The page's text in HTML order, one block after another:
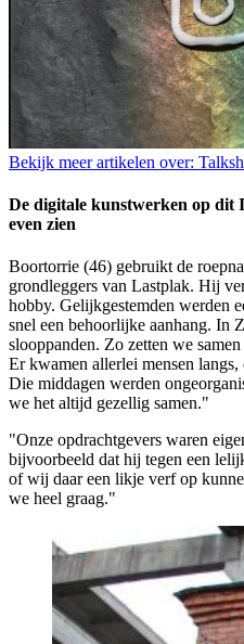
Bekijk meer artikelen over:
De digitale kunstwerken op dit
even zien
Boortorrie (46) gebruikt de
grondleggers van Lastplak. Hij
hobby. Gelijkgestemden werden
snel een behoorlijke aanhang. In
slooppanden. Zo zetten we
Er kwamen allerlei mensen
Die middagen werden
we het altijd gezellig samen."
"Onze opdrachtgevers waren
bijvoorbeeld dat hij tegen een
of wij daar een likje verf op
we heel graag."